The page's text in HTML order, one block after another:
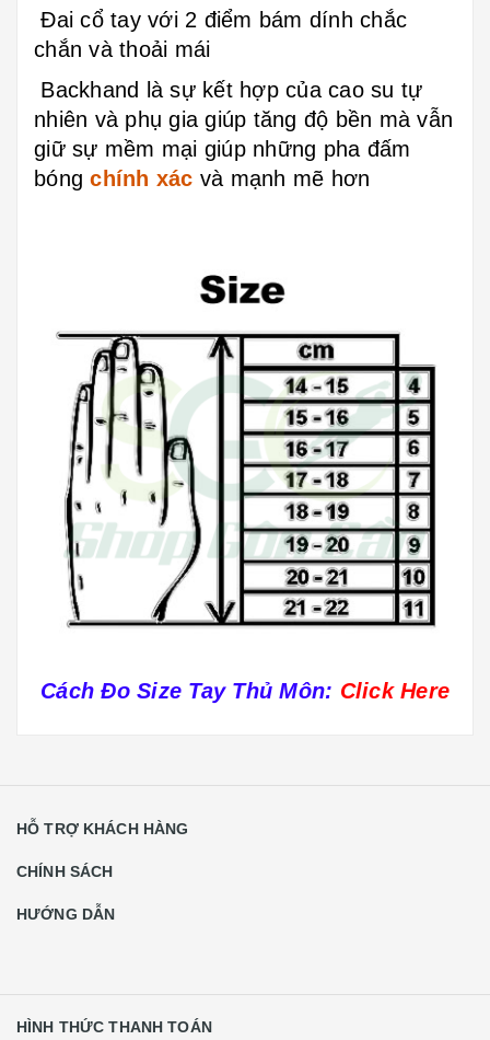
Đai cổ tay với 2 điểm bám dính chắc
chắn và thoải mái
Backhand là sự kết hợp của cao su tự
nhiên và phụ gia giúp tăng độ bền mà vẫn
giữ sự mềm mại giúp những pha đấm
bóng chính xác và mạnh mẽ hơn
Cách Đo Size Tay Thủ Môn: Click Here
HỖ TRỢ KHÁCH HÀNG
CHÍNH SÁCH
HƯỚNG DẪN
HÌNH THỨC THANH TOÁN